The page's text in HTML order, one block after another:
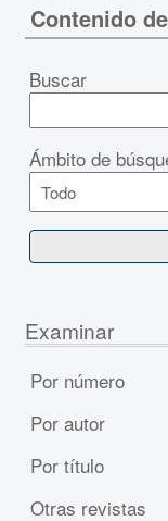
Contenido
Buscar
Ámbito de
Examinar
Por número
Por autor
Por título
Otras revistas